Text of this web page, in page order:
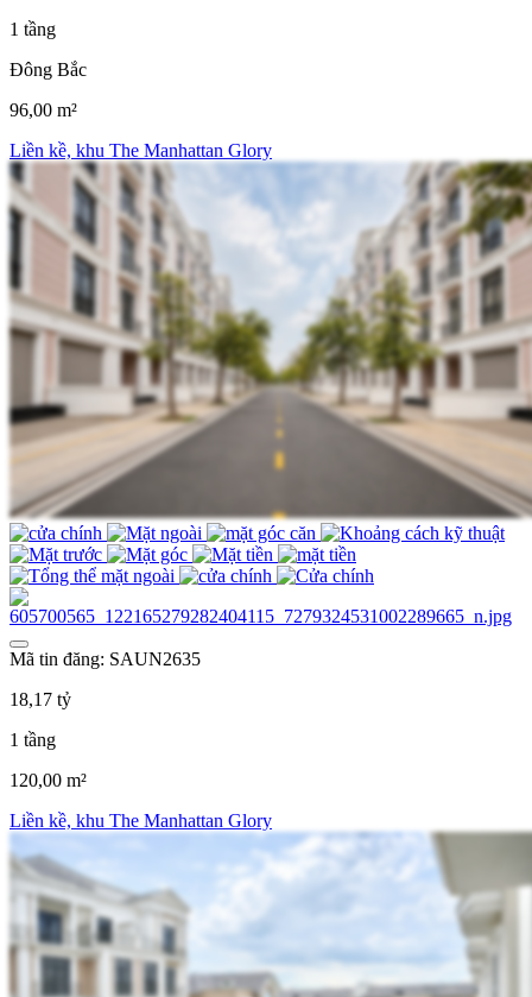
1 tầng
Đông Bắc
96,00 m²
Liền kề, khu The Manhattan Glory
Mã tin đăng: SAUN2635
18,17 tỷ
1 tầng
120,00 m²
Liền kề, khu The Manhattan Glory